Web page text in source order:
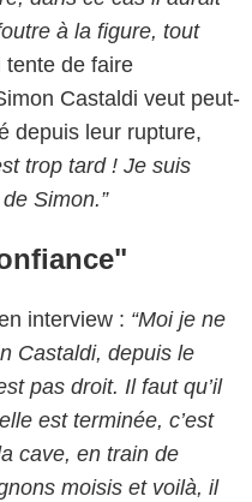
à la figure, tout
tente de faire
Castaldi veut peut-
depuis leur rupture,
trop tard ! Je suis
Simon.”
interview : “Moi je ne
Castaldi, depuis le
pas droit. Il faut qu’il
est terminée, c’est
cave, en train de
moisis et voilà, il